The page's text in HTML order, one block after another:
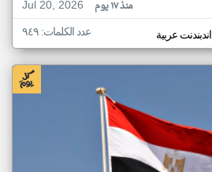
Jul 20, 2026
منذ ١٧ يوم
اندبندنت عربية عدد الكلمات: ٩٤٩